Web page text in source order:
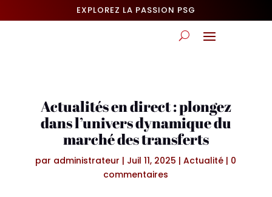
EXPLOREZ LA PASSION PSG
Actualités en direct : plongez
dans l’univers dynamique du
marché des transferts
par administrateur | Juil 11, 2025 |Actualité | 0
commentaires